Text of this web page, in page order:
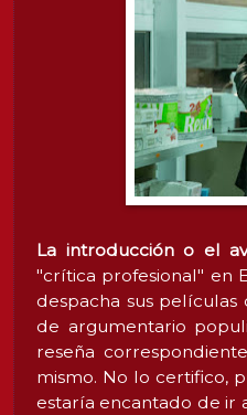
La introducción o el
"crítica profesional" en
despacha sus
de argumentario
reseña
mismo. No lo certifico,
estaría encantado de ir